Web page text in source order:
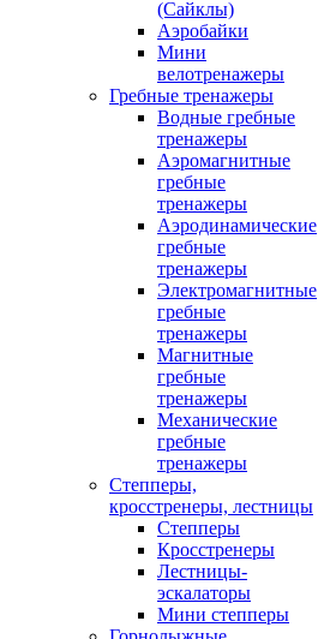
(Сайклы)
Аэробайки
Мини
велотренажеры
Гребные тренажеры
Водные гребные
тренажеры
Аэромагнитные
гребные
тренажеры
Аэродинамические
гребные
тренажеры
Электромагнитные
гребные
тренажеры
Магнитные
гребные
тренажеры
Механические
гребные
тренажеры
Степперы,
кросстренеры, лестницы
Степперы
Кросстренеры
Лестницы-
эскалаторы
Мини степперы